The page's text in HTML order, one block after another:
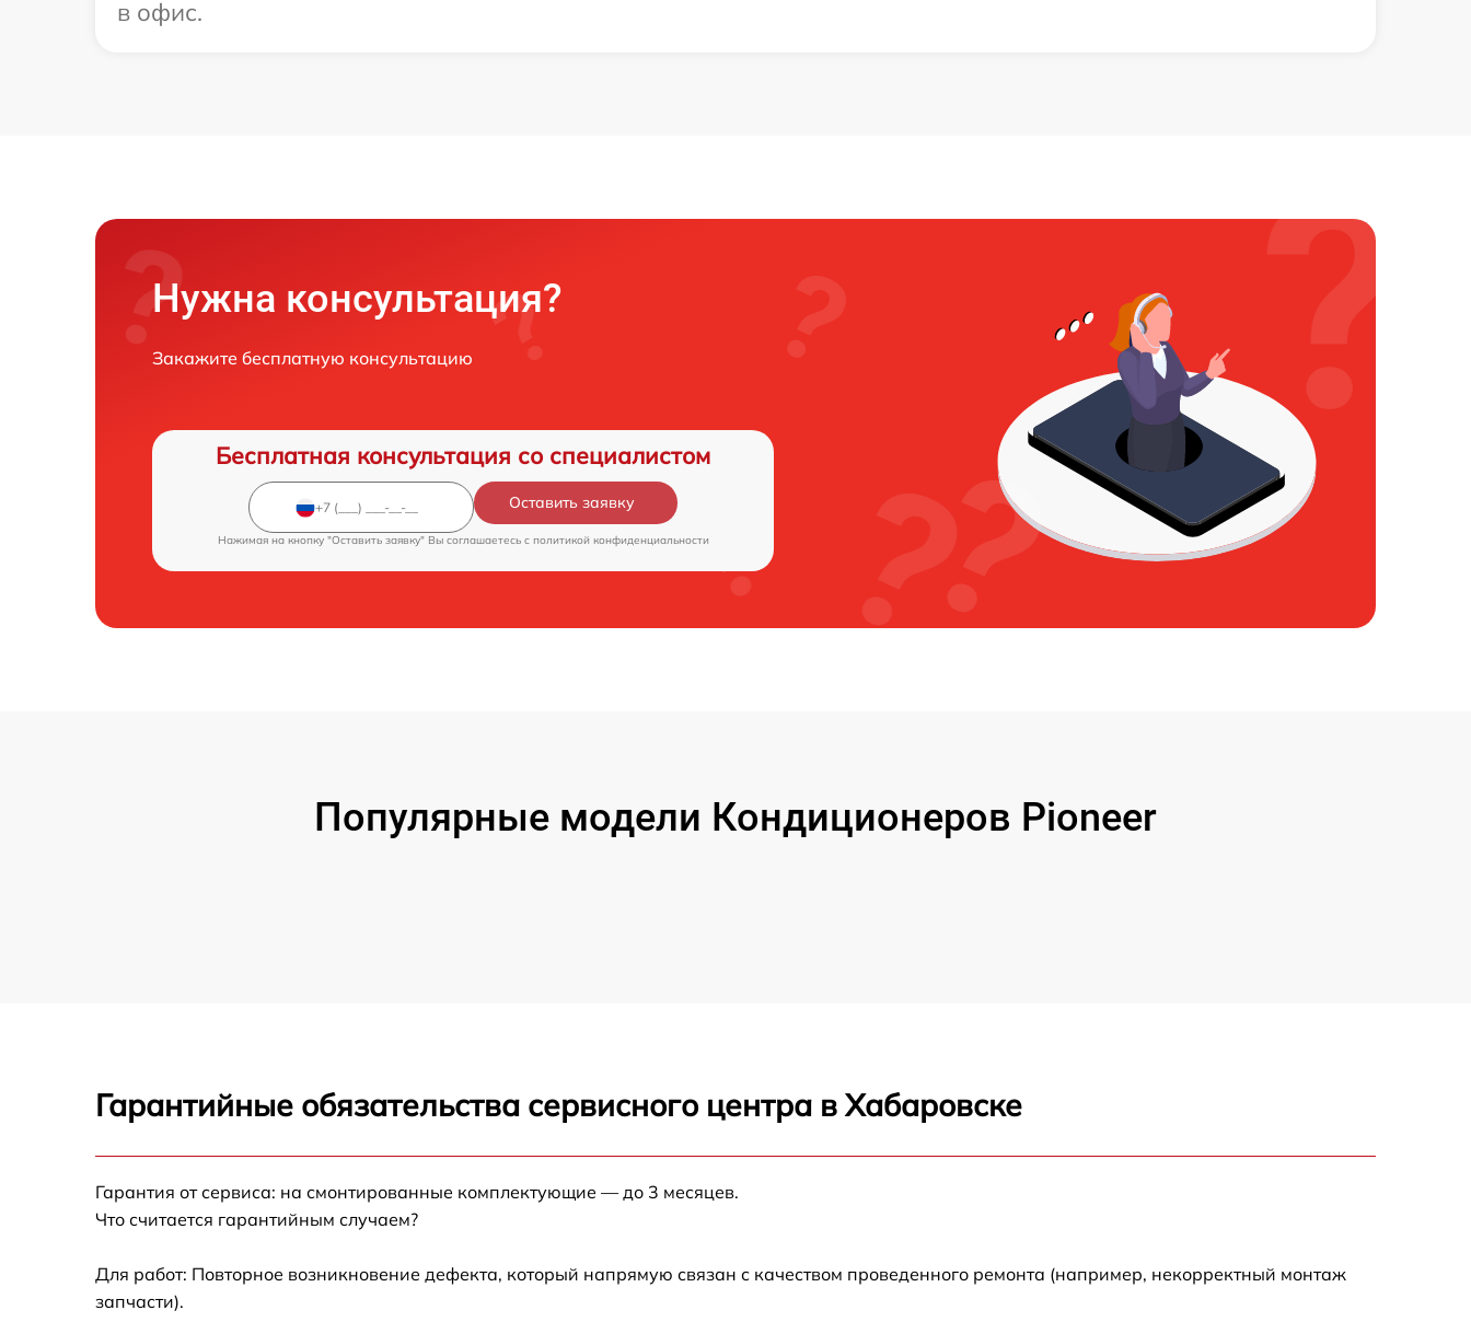
в офис.
Нужна консультация?
Закажите бесплатную консультацию
Бесплатная консультация со специалистом
Оставить заявку
Нажимая на кнопку "Оставить заявку" Вы соглашаетесь c политикой конфиденциальности
Популярные модели Кондиционеров Pioneer
Гарантийные обязательства сервисного центра в Хабаровске
Гарантия от сервиса: на смонтированные комплектующие — до 3 месяцев.
Что считается гарантийным случаем?
Для работ: Повторное возникновение дефекта, который напрямую связан с качеством проведенного ремонта (например, некорректный монтаж
запчасти).